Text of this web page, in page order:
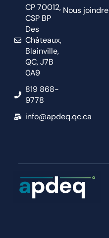
CP 70012,
CSP BP
Des
Châteaux,
Blainville,
QC, J7B
0A9
819 868-
9778
info@apdeq.qc.ca
Nous joindre